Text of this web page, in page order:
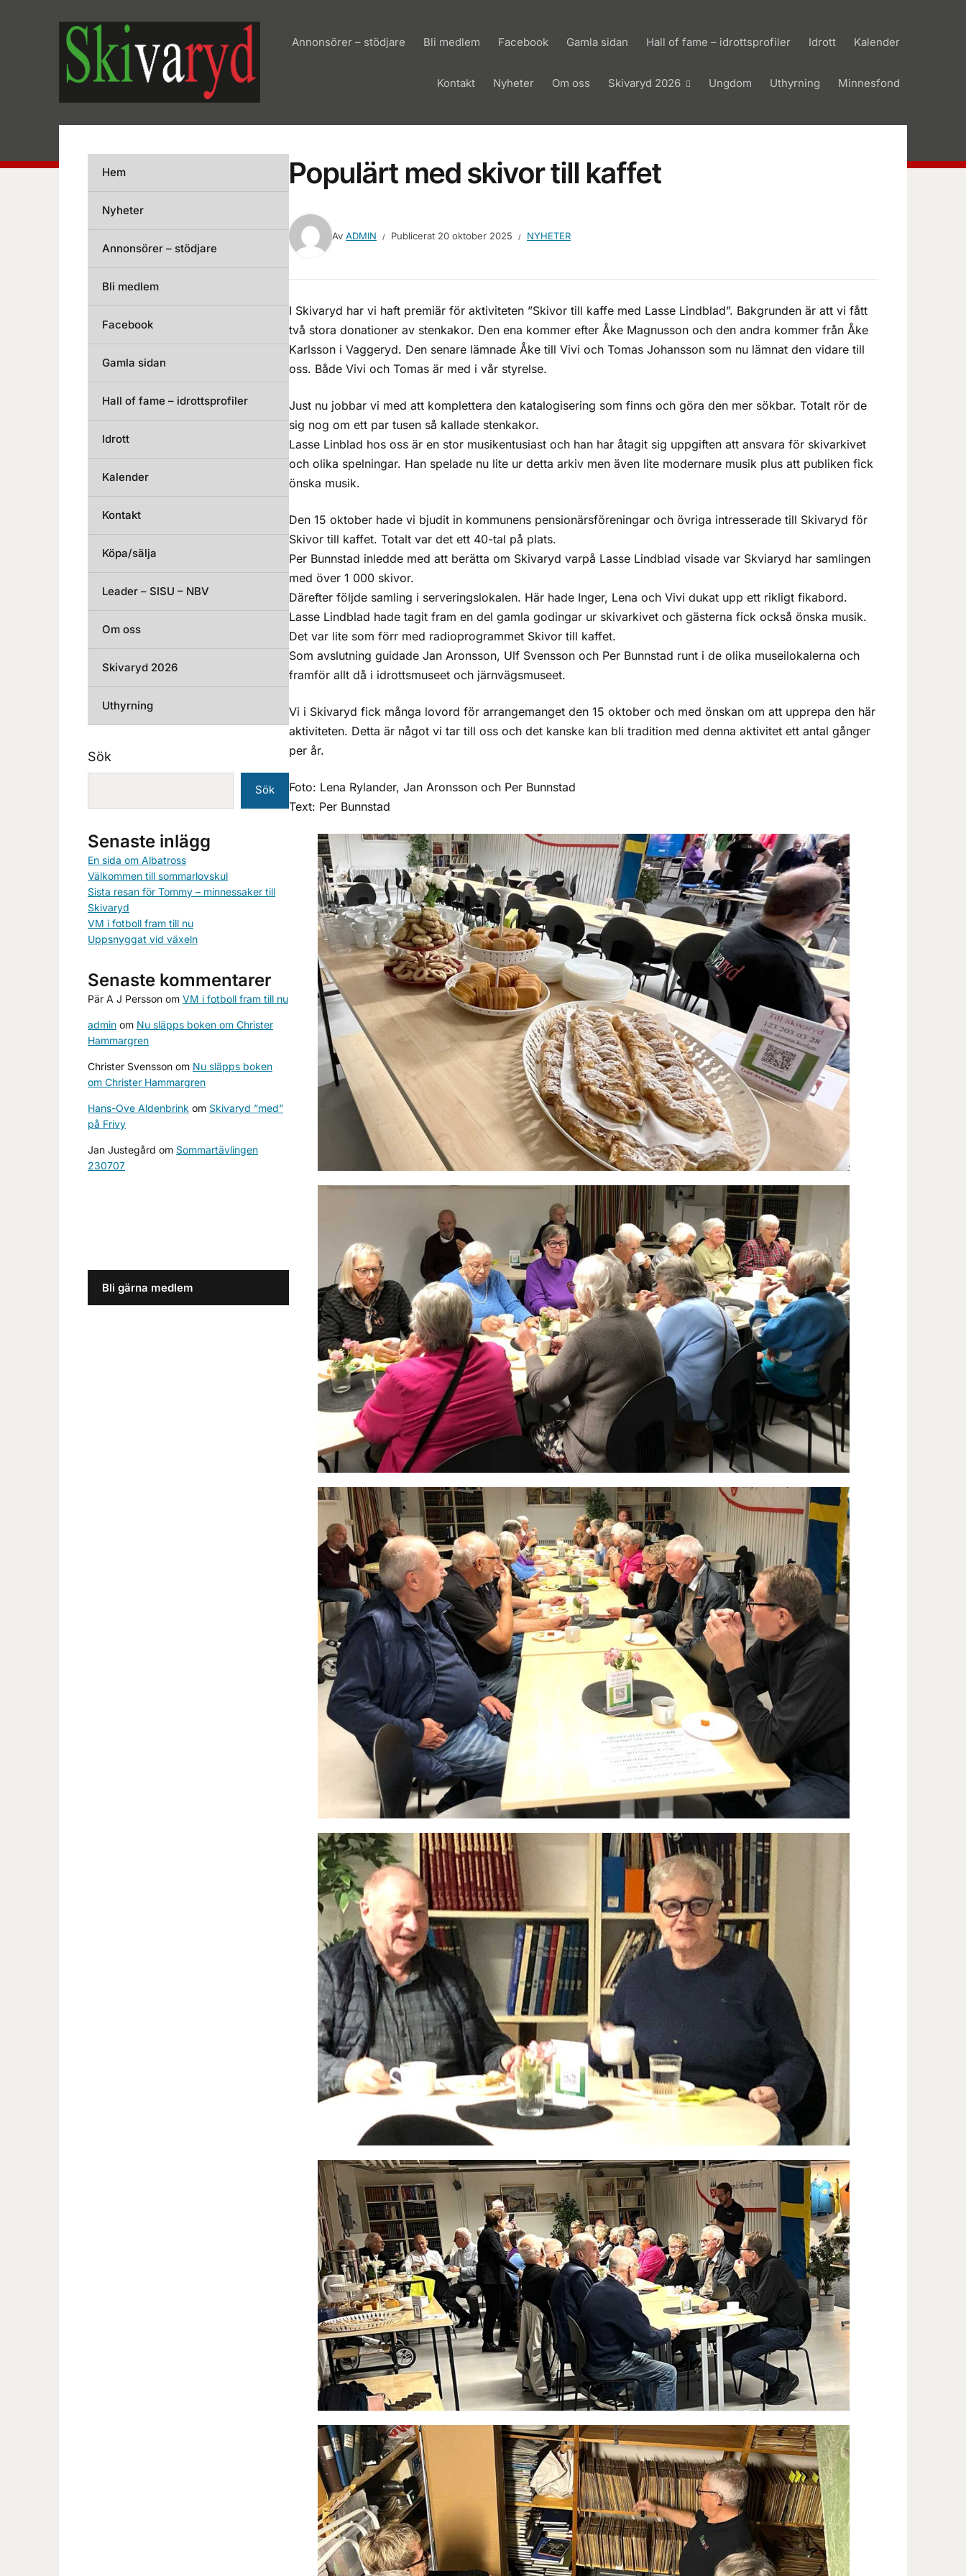
Annonsörer – stödjare Bli medlem Facebook Gamla sidan Hall of fame – idrottsprofiler Idrott Kalender
Kontakt Nyheter Om oss Skivaryd 2026 Ungdom Uthyrning Minnesfond
Populärt med skivor till kaffet
Av ADMIN Publicerat 20 oktober 2025 NYHETER
I Skivaryd har vi haft premiär för aktiviteten ”Skivor till kaffe med Lasse Lindblad”. Bakgrunden är att vi fått
två stora donationer av stenkakor. Den ena kommer efter Åke Magnusson och den andra kommer från Åke
Karlsson i Vaggeryd. Den senare lämnade Åke till Vivi och Tomas Johansson som nu lämnat den vidare till
oss. Både Vivi och Tomas är med i vår styrelse.
Just nu jobbar vi med att komplettera den katalogisering som finns och göra den mer sökbar. Totalt rör de
sig nog om ett par tusen så kallade stenkakor.
Lasse Linblad hos oss är en stor musikentusiast och han har åtagit sig uppgiften att ansvara för skivarkivet
och olika spelningar. Han spelade nu lite ur detta arkiv men även lite modernare musik plus att publiken fick
önska musik.
Den 15 oktober hade vi bjudit in kommunens pensionärsföreningar och övriga intresserade till Skivaryd för
Skivor till kaffet. Totalt var det ett 40-tal på plats.
Per Bunnstad inledde med att berätta om Skivaryd varpå Lasse Lindblad visade var Skviaryd har samlingen
med över 1 000 skivor.
Därefter följde samling i serveringslokalen. Här hade Inger, Lena och Vivi dukat upp ett rikligt fikabord.
Lasse Lindblad hade tagit fram en del gamla godingar ur skivarkivet och gästerna fick också önska musik.
Det var lite som förr med radioprogrammet Skivor till kaffet.
Som avslutning guidade Jan Aronsson, Ulf Svensson och Per Bunnstad runt i de olika museilokalerna och
framför allt då i idrottsmuseet och järnvägsmuseet.
Vi i Skivaryd fick många lovord för arrangemanget den 15 oktober och med önskan om att upprepa den här
aktiviteten. Detta är något vi tar till oss och det kanske kan bli tradition med denna aktivitet ett antal gånger
per år.
Foto: Lena Rylander, Jan Aronsson och Per Bunnstad
Text: Per Bunnstad
Hem
Nyheter
Annonsörer – stödjare
Bli medlem
Facebook
Gamla sidan
Hall of fame – idrottsprofiler
Idrott
Kalender
Kontakt
Köpa/sälja
Leader – SISU – NBV
Om oss
Skivaryd 2026
Uthyrning
Sök
Sök
Senaste inlägg
En sida om Albatross
Välkommen till sommarlovskul
Sista resan för Tommy – minnessaker till
Skivaryd
VM i fotboll fram till nu
Uppsnyggat vid växeln
Senaste kommentarer
Pär A J Persson om VM i fotboll fram till nu
admin om Nu släpps boken om Christer
Hammargren
Christer Svensson om Nu släpps boken
om Christer Hammargren
Hans-Ove Aldenbrink om Skivaryd ”med”
på Frivy
Jan Justegård om Sommartävlingen
230707
Bli gärna medlem